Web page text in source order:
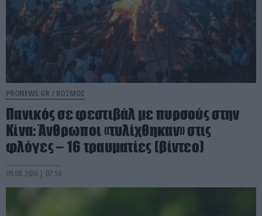
PRONEWS.GR / ΚΟΣΜΟΣ
Πανικός σε φεστιβάλ με πυρσούς στην
Κίνα: Άνθρωποι «τυλίχθηκαν» στις
φλόγες – 16 τραυματίες (βίντεο)
09.08.2026 | 07:56